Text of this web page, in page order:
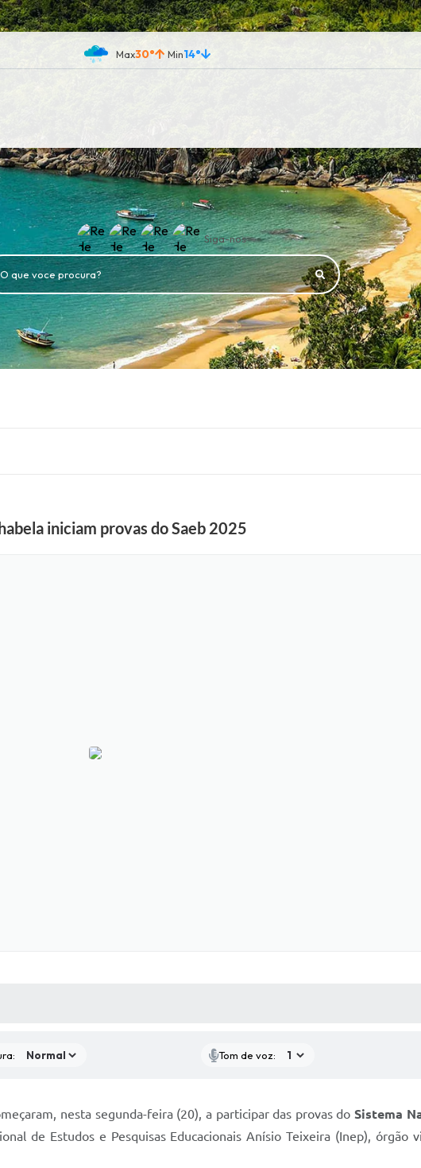
30° 14°
Siga-nos
voce procura?
iniciam provas do Saeb 2025
Tom de voz:
nesta segunda-feira (20), a participar das provas do Sistema
de Estudos e Pesquisas Educacionais Anísio Teixeira (Inep), órgão